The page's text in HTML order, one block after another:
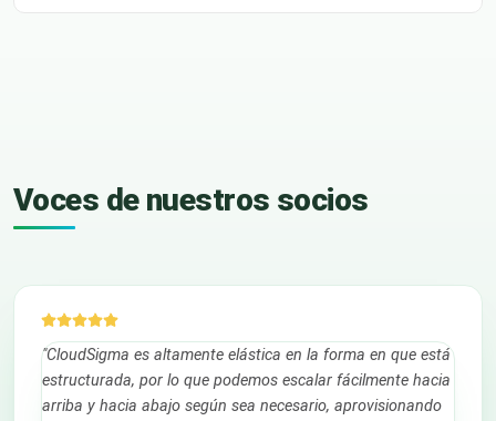
Voces de nuestros socios
"CloudSigma es altamente elástica en la forma en que está
estructurada, por lo que podemos escalar fácilmente hacia
arriba y hacia abajo según sea necesario, aprovisionando